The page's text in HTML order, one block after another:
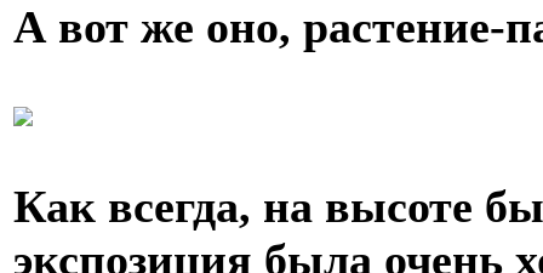
А вот же оно, растение-
Как всегда, на высоте
экспозиция была очень